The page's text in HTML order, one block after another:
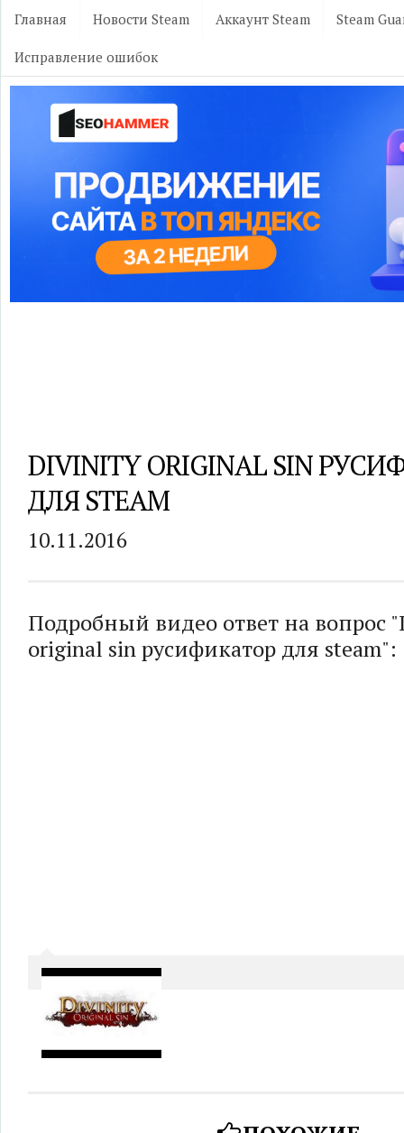
Главная Новости Steam Аккаунт Steam Steam
Исправление ошибок
DIVINITY ORIGINAL SIN
ДЛЯ STEAM
10.11.2016
Подробный видео ответ на вопрос
original sin русификатор для steam":